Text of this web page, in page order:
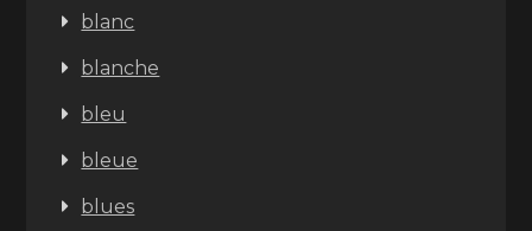
blanc
blanche
bleu
bleue
blues